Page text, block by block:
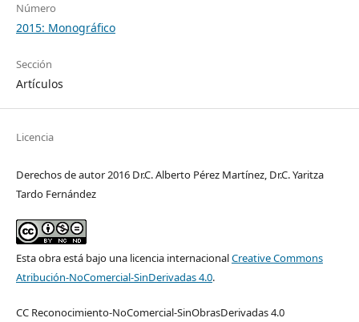
Número
2015: Monográfico
Sección
Artículos
Licencia
Derechos de autor 2016 Dr.C. Alberto Pérez Martínez, Dr.C. Yaritza
Tardo Fernández
Esta obra está bajo una licencia internacionalCreative Commons
Atribución-NoComercial-SinDerivadas 4.0.
CC Reconocimiento-NoComercial-SinObrasDerivadas 4.0